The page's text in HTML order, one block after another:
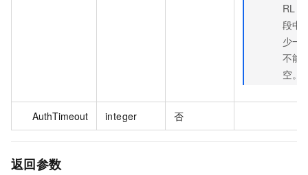
RL 字
段中
少一
不能
空。
AuthTimeout integer 否
返回参数